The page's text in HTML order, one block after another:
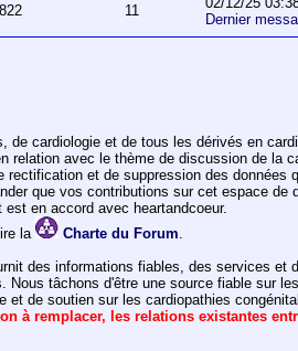
11
Dernier
de cardiologie et de tous les dérivés en
avec le thème de discussion de la
et de suppression des données
que vos contributions sur cet espace de
en accord avec heartandcoeur.
la
Charte du Forum.
des informations fiables, des services et
tâchons d'être une source fiable sur
et de soutien sur les cardiopathies
à remplacer, les relations existantes